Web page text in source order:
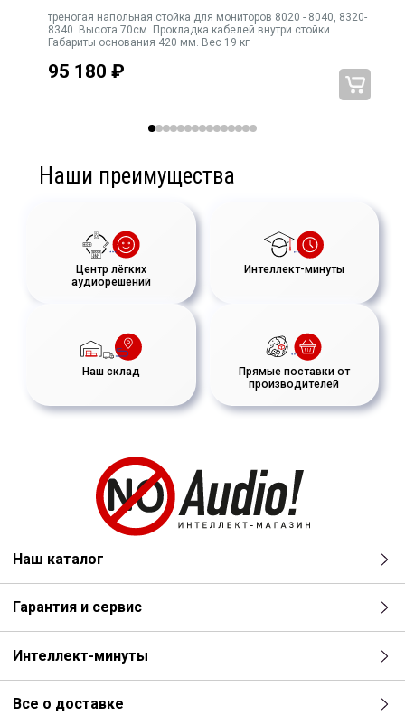
треногая напольная стойка для мониторов 8020 - 8040, 8320-
8340. Высота 70см. Прокладка кабелей внутри стойки.
Габариты основания 420 мм. Вес 19 кг
95 180 ₽
Наши преимущества
Центр лёгких
аудиорешений
Интеллект-минуты
Наш склад
Прямые поставки от
производителей
Наш каталог
Гарантия и сервис
Интеллект-минуты
Все о доставке